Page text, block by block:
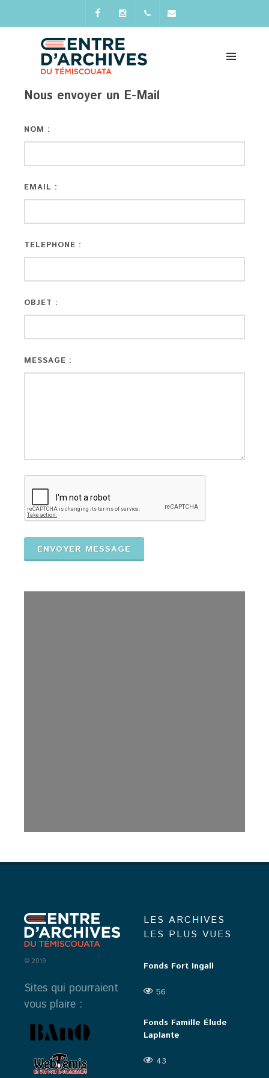
FacebookInstagram
899-
6725
Nous envoyer un E-Mail
NOM :
EMAIL :
TELEPHONE :
OBJET :
MESSAGE :
ENVOYER MESSAGE
© 2019
Sites qui pourraient
vous plaire :
LES ARCHIVES
LES PLUS VUES
Fonds Fort Ingall
56
Fonds Famille Élude
Laplante
43